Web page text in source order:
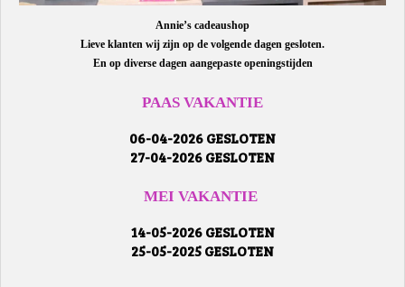
Annie’s cadeaushop
Lieve klanten wij zijn op de volgende dagen gesloten.
En op diverse dagen aangepaste openingstijden
PAAS VAKANTIE
06-04-2026 GESLOTEN
27-04-2026 GESLOTEN
MEI VAKANTIE
14-05-2026 GESLOTEN
25-05-2025 GESLOTEN